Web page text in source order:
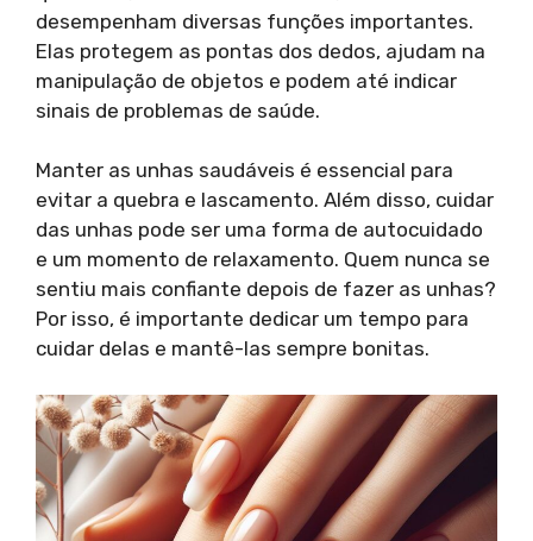
desempenham diversas funções importantes.
Elas protegem as pontas dos dedos, ajudam na
manipulação de objetos e podem até indicar
sinais de problemas de saúde.
Manter as unhas saudáveis é essencial para
evitar a quebra e lascamento. Além disso, cuidar
das unhas pode ser uma forma de autocuidado
e um momento de relaxamento. Quem nunca se
sentiu mais confiante depois de fazer as unhas?
Por isso, é importante dedicar um tempo para
cuidar delas e mantê-las sempre bonitas.